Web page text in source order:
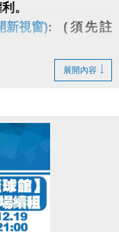
。
新視窗): (須先註
11/27（五）下
持身分證、印章、
籤者戶籍地非在臥
請自行審核自身條
展開內容